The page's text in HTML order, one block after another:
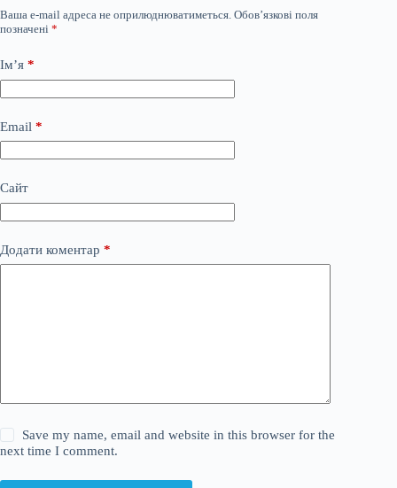
Ваша e-mail адреса не оприлюднюватиметься. Обов’язкові поля
позначені *
Ім’я *
Email *
Сайт
Додати коментар *
Save my name, email and website in this browser for the
next time I comment.